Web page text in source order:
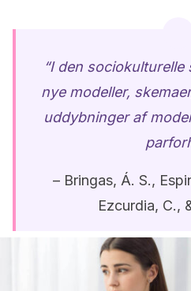
“I den
nye modeller,
uddybninger af
– Bringas, Á. S.,
Ezcurdia, C.,